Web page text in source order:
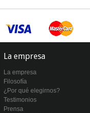
La empresa
La empresa
Filosofía
¿Por qué elegirnos?
Testimonios
Prensa